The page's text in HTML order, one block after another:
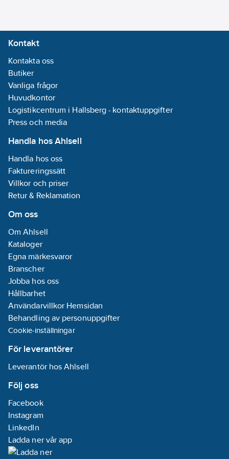
Kontakt
Kontakta oss
Butiker
Vanliga frågor
Huvudkontor
Logistikcentrum i Hallsberg - kontaktuppgifter
Press och media
Handla hos Ahlsell
Handla hos oss
Faktureringssätt
Villkor och priser
Retur & Reklamation
Om oss
Om Ahlsell
Kataloger
Egna märkesvaror
Branscher
Jobba hos oss
Hållbarhet
Användarvillkor Hemsidan
Behandling av personuppgifter
Cookie-inställningar
För leverantörer
Leverantör hos Ahlsell
Följ oss
Facebook
Instagram
LinkedIn
Ladda ner vår app